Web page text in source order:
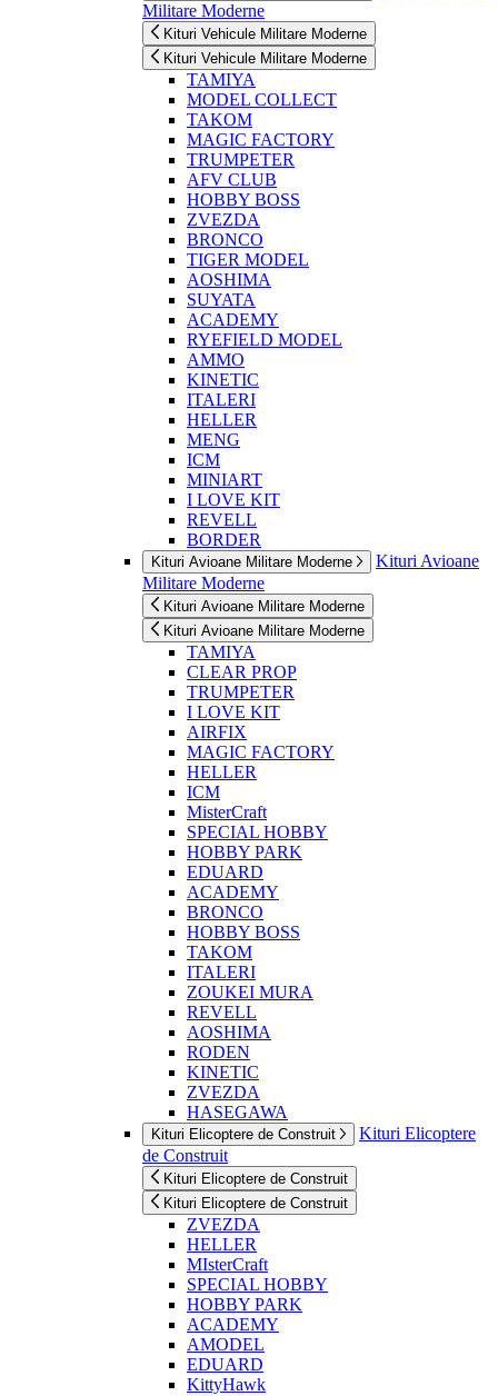
Militare Moderne
Kituri Vehicule Militare Moderne
Kituri Vehicule Militare Moderne
TAMIYA
MODEL COLLECT
TAKOM
MAGIC FACTORY
TRUMPETER
AFV CLUB
HOBBY BOSS
ZVEZDA
BRONCO
TIGER MODEL
AOSHIMA
SUYATA
ACADEMY
RYEFIELD MODEL
AMMO
KINETIC
ITALERI
HELLER
MENG
ICM
MINIART
I LOVE KIT
REVELL
BORDER
Kituri Avioane Militare Moderne
Kituri Avioane
Militare Moderne
Kituri Avioane Militare Moderne
Kituri Avioane Militare Moderne
TAMIYA
CLEAR PROP
TRUMPETER
I LOVE KIT
AIRFIX
MAGIC FACTORY
HELLER
ICM
MisterCraft
SPECIAL HOBBY
HOBBY PARK
EDUARD
ACADEMY
BRONCO
HOBBY BOSS
TAKOM
ITALERI
ZOUKEI MURA
REVELL
AOSHIMA
RODEN
KINETIC
ZVEZDA
HASEGAWA
Kituri Elicoptere de Construit
Kituri Elicoptere
de Construit
Kituri Elicoptere de Construit
Kituri Elicoptere de Construit
ZVEZDA
HELLER
MIsterCraft
SPECIAL HOBBY
HOBBY PARK
ACADEMY
AMODEL
EDUARD
KittyHawk